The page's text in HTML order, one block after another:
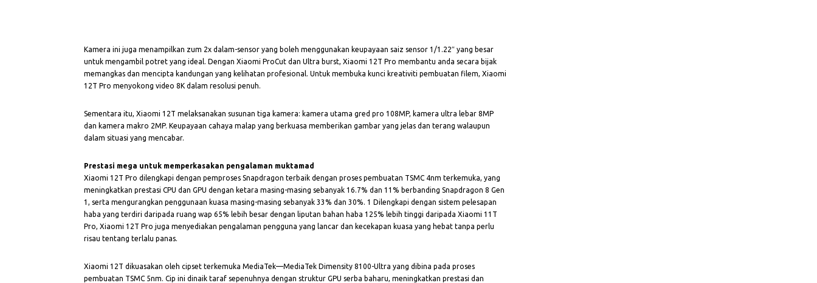
Kamera ini juga menampilkan zum 2x dalam-sensor yang boleh menggunakan keupayaan saiz sensor 1/1.22″ yang besar
untuk mengambil potret yang ideal. Dengan Xiaomi ProCut dan Ultra burst, Xiaomi 12T Pro membantu anda secara bijak
memangkas dan mencipta kandungan yang kelihatan profesional. Untuk membuka kunci kreativiti pembuatan filem, Xiaomi
12T Pro menyokong video 8K dalam resolusi penuh.
Sementara itu, Xiaomi 12T melaksanakan susunan tiga kamera: kamera utama gred pro 108MP, kamera ultra lebar 8MP
dan kamera makro 2MP. Keupayaan cahaya malap yang berkuasa memberikan gambar yang jelas dan terang walaupun
dalam situasi yang mencabar.
Prestasi mega untuk memperkasakan pengalaman muktamad
Xiaomi 12T Pro dilengkapi dengan pemproses Snapdragon terbaik dengan proses pembuatan TSMC 4nm terkemuka, yang
meningkatkan prestasi CPU dan GPU dengan ketara masing-masing sebanyak 16.7% dan 11% berbanding Snapdragon 8 Gen
1, serta mengurangkan penggunaan kuasa masing-masing sebanyak 33% dan 30%. 1 Dilengkapi dengan sistem pelesapan
haba yang terdiri daripada ruang wap 65% lebih besar dengan liputan bahan haba 125% lebih tinggi daripada Xiaomi 11T
Pro, Xiaomi 12T Pro juga menyediakan pengalaman pengguna yang lancar dan kecekapan kuasa yang hebat tanpa perlu
risau tentang terlalu panas.
Xiaomi 12T dikuasakan oleh cipset terkemuka MediaTek—MediaTek Dimensity 8100-Ultra yang dibina pada proses
pembuatan TSMC 5nm. Cip ini dinaik taraf sepenuhnya dengan struktur GPU serba baharu, meningkatkan prestasi dan